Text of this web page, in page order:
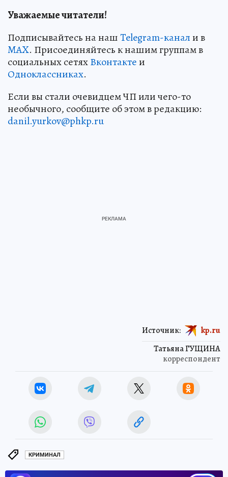
Уважаемые читатели!
Подписывайтесь на нашTelegram-канали в
MAX. Присоединяйтесь к нашим группам в
социальных сетяхВконтактеи
Одноклассниках.
Если вы стали очевидцем ЧП или чего-то
необычного, сообщите об этом в редакцию:
danil.yurkov@phkp.ru
Татьяна ГУЩИНА
корреспондент
Источник: kp.ru
КРИМИНАЛ